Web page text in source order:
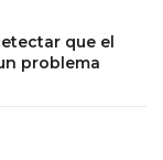
que el
problema